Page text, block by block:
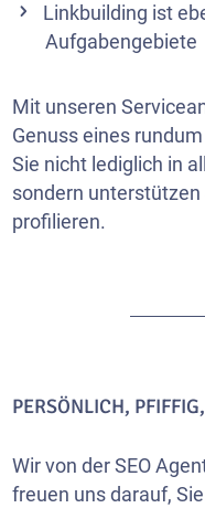
Linkbuilding ist
Aufgabengebiete
Mit unseren
Genuss eines
Sie nicht lediglich in
sondern unterstützen
profilieren.
PERSÖNLICH,
Wir von der SEO
freuen uns darauf,